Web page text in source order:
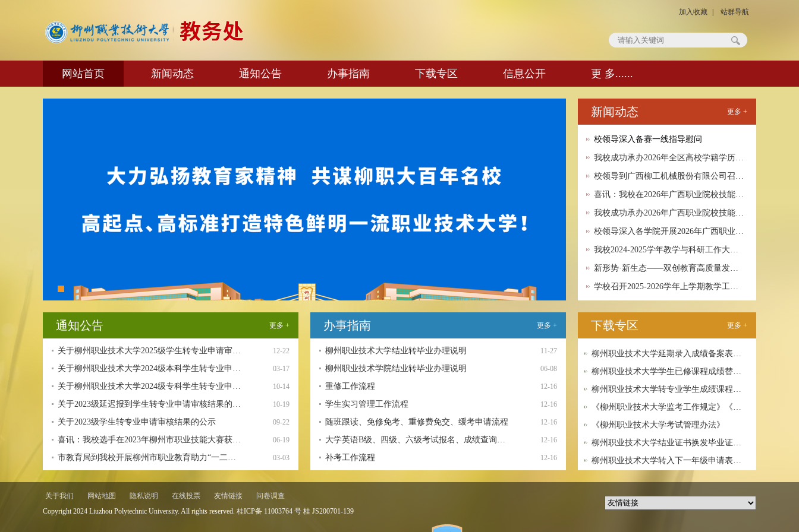
站群导航
加入收藏
网站首页 新闻动态 通知公告 办事指南 下载专区 信息公开 更 多......
新闻动态 更多 +
校领导深入备赛一线指导慰问
我校成功承办2026年全区高校学籍学历…
校领导到广西柳工机械股份有限公司召…
喜讯：我校在2026年广西职业院校技能…
我校成功承办2026年广西职业院校技能…
校领导深入各学院开展2026年广西职业…
我校2024-2025学年教学与科研工作大…
新形势·新生态——双创教育高质量发…
学校召开2025-2026学年上学期教学工…
下载专区 更多 +
柳州职业技术大学延期录入成绩备案表…
柳州职业技术大学学生已修课程成绩替…
柳州职业技术大学转专业学生成绩课程…
《柳州职业技术大学监考工作规定》《…
《柳州职业技术大学考试管理办法》
柳州职业技术大学结业证书换发毕业证…
柳州职业技术大学转入下一年级申请表…
通知公告 更多 +
12-22
关于柳州职业技术大学2025级学生转专业申请审…
03-17
关于柳州职业技术大学2024级本科学生转专业申…
10-14
关于柳州职业技术大学2024级专科学生转专业申…
10-19
关于2023级延迟报到学生转专业申请审核结果的…
09-22
关于2023级学生转专业申请审核结果的公示
06-19
喜讯：我校选手在2023年柳州市职业技能大赛获…
03-03
市教育局到我校开展柳州市职业教育助力“一二…
办事指南 更多 +
11-27
柳州职业技术大学结业转毕业办理说明
06-08
柳州职业技术学院结业转毕业办理说明
12-16
重修工作流程
12-16
学生实习管理工作流程
12-16
随班跟读、免修免考、重修费免交、缓考申请流程
12-16
大学英语B级、四级、六级考试报名、成绩查询…
12-16
补考工作流程
关于我们 网站地图 隐私说明 在线投票 友情链接
问卷调查
Copyright 2024 Liuzhou Polytechnic University. All rights reserved. 桂ICP备 11003764 号 桂 JS200701-139